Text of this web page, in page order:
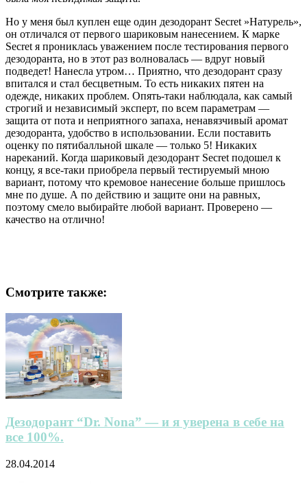
Но у меня был куплен еще один дезодорант Secret »Натурель»,
он отличался от первого шариковым нанесением. К марке
Secret я прониклась уважением после тестирования первого
дезодоранта, но в этот раз волновалась — вдруг новый
подведет! Нанесла утром… Приятно, что дезодорант сразу
впитался и стал бесцветным. То есть никаких пятен на
одежде, никаких проблем. Опять-таки наблюдала, как самый
строгий и независимый эксперт, по всем параметрам —
защита от пота и неприятного запаха, ненавязчивый аромат
дезодоранта, удобство в использовании. Если поставить
оценку по пятибалльной шкале — только 5! Никаких
нареканий. Когда шариковый дезодорант Secret подошел к
концу, я все-таки приобрела первый тестируемый мною
вариант, потому что кремовое нанесение больше пришлось
мне по душе. А по действию и защите они на равных,
поэтому смело выбирайте любой вариант. Проверено —
качество на отлично!
Смотрите также:
Дезодорант “Dr. Nona” — и я уверена в себе на
все 100%.
28.04.2014